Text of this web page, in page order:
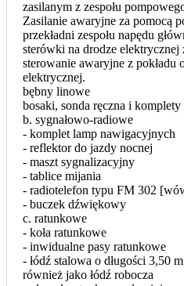
zasilanym z zespołu
Zasilanie awaryjne za pomocą
przekładni zespołu napędu
sterówki na drodze elektrycznej
sterowanie awaryjne z pokładu
elektrycznej.
bębny linowe
bosaki, sonda ręczna i komplety
b. sygnałowo-radiowe
- komplet lamp nawigacyjnych
- reflektor do jazdy nocnej
- maszt sygnalizacyjny
- tablice mijania
- radiotelefon typu FM 302
- buczek dźwiękowy
c. ratunkowe
- koła ratunkowe
- inwidualne pasy ratunkowe
- łódź stalowa o długości 3,50
również jako łódź robocza